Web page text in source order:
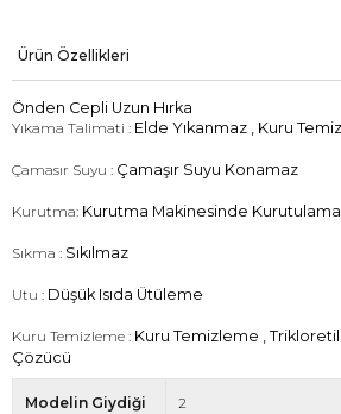
Ürün Özellikleri
Önden Cepli Uzun Hırka
Yıkama Talimati : Elde Yıkanmaz , Kuru
Çamasır Suyu : Çamaşır Suyu Konamaz
Kurutma: Kurutma Makinesinde
Sıkma : Sıkılmaz
Utu : Düşük Isıda Ütüleme
Kuru Temizleme : Kuru Temizleme ,
Çözücü
Modelin Giydiği
2